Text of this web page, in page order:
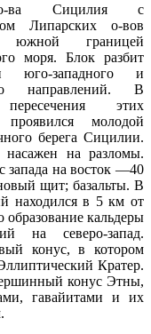
ва Сицилия с
Липарских о-вов
южной границей
моря. Блок разбит
юго-западного и
направлений. В
этих
проявился молодой
берега Сицилии.
насажен на разломы.
на восток —40
щит; базальты. В
находился в 5 км от
кальдеры
на северо-запад.
конус, в котором
Кратер.
конус Этны,
гавайитами и их